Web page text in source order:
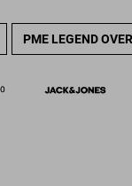
PME LEGEND